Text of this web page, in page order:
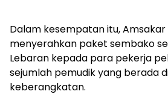
Dalam kesempatan itu, Amsakar
menyerahkan paket sembako
Lebaran kepada para pekerja
sejumlah pemudik yang berada
keberangkatan.